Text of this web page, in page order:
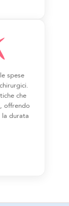
spese
che
offrendo
durata